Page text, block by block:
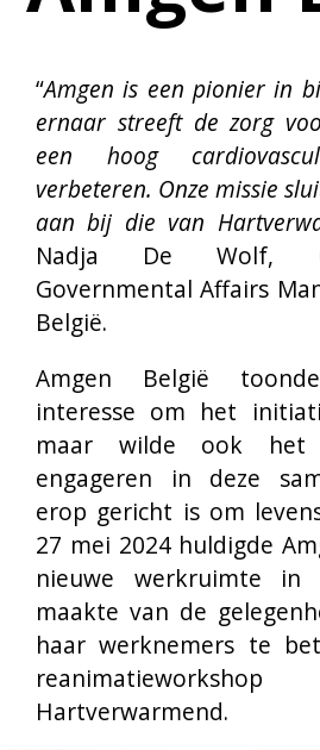
haar werknemers te
Hartverwarmend.
“Iedereen bij Amgen,
Leadership Team waren
positief over de workshop. Het
en de passie van
medewerkers zoals Kim waren
erg besmettelijk,” aldus Nadja